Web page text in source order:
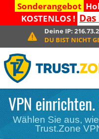
Sonderangebot
KOSTENLOS !
Deine IP:
DU BIST NICHT
VPN
Wählen Sie aus,
Trust.Zone